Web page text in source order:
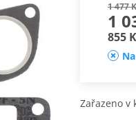
1 477
1
855
Zařazeno